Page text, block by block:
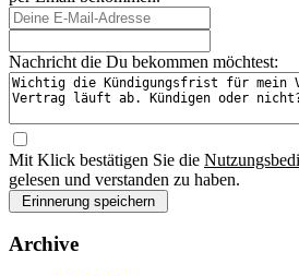
Nachricht die Du bekommen möchtest:
Mit Klick bestätigen Sie die
gelesen und verstanden zu haben.
Archive